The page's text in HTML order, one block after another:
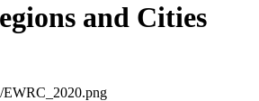
and Cities